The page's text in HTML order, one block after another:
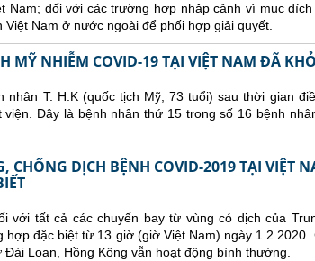
Nam; đối với các trường hợp nhập cảnh vì mục
Việt Nam ở nước ngoài để phối hợp giải quyết.
MỸ NHIỄM COVID-19 TẠI VIỆT NAM ĐÃ
nhân T. H.K (quốc tịch Mỹ, 73 tuổi) sau thời gian
Đây là bệnh nhân thứ 15 trong số 16 bệnh
CHỐNG DỊCH BỆNH COVID-2019 TẠI VIỆT
với tất cả các chuyến bay từ vùng có dịch của
đặc biệt từ 13 giờ (giờ Việt Nam) ngày 1.2.2020.
Loan, Hồng Kông vẫn hoạt động bình thường.